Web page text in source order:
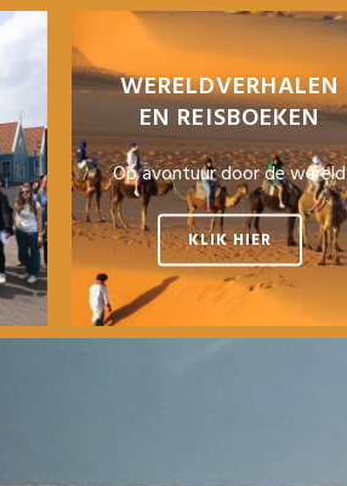
WERELDVERHALEN
EN REISBOEKEN
Op avontuur door de wereld
KLIK HIER